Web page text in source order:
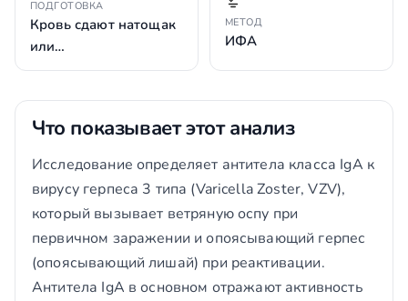
ПОДГОТОВКА
Кровь сдают натощак
или…
МЕТОД
ИФА
Что показывает этот анализ
Исследование определяет антитела класса IgA к
вирусу герпеса 3 типа (Varicella Zoster, VZV),
который вызывает ветряную оспу при
первичном заражении и опоясывающий герпес
(опоясывающий лишай) при реактивации.
Антитела IgA в основном отражают активность